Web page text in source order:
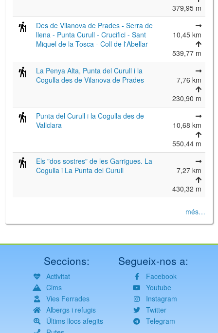
379,95 m
Des de Vilanova de Prades - Serra de
llena - Punta Curull - Crucifici - Sant
Miquel de la Tosca - Coll de l'Abellar
10,45 km
539,77 m
La Penya Alta, Punta del Curull i la
Cogulla des de Vilanova de Prades
7,76 km
230,90 m
Punta del Curull i la Cogulla des de
Vallclara
10,68 km
550,44 m
Els "dos sostres" de les Garrigues. La
Cogulla i La Punta del Curull
7,27 km
430,32 m
més…
Seccions:
Activitat
Cims
Vies Ferrades
Albergs i refugis
Últims llocs afegits
Segueix-nos a:
Facebook
Youtube
Instagram
Twitter
Telegram